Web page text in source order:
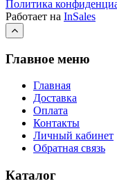
Политика
Работает на InSales
Главное меню
Главная
Доставка
Оплата
Контакты
Личный кабинет
Обратная связь
Каталог